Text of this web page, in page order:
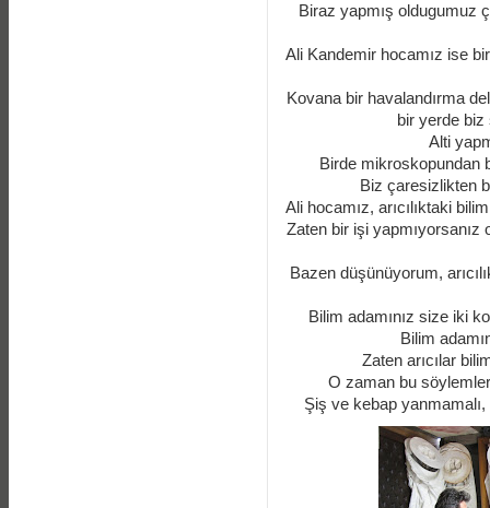
Biraz yapmış oldugumuz
Ali Kandemir hocamız ise
Kovana bir havalandırma
bir yerde biz
Alti
Birde mikroskopundan
Biz çaresizlikten
Ali hocamız, arıcılıktaki
Zaten bir işi
Bazen düşünüyorum,
Bilim adamınız size iki
Bilim
Zaten arıcılar
O zaman bu
Şiş ve kebap